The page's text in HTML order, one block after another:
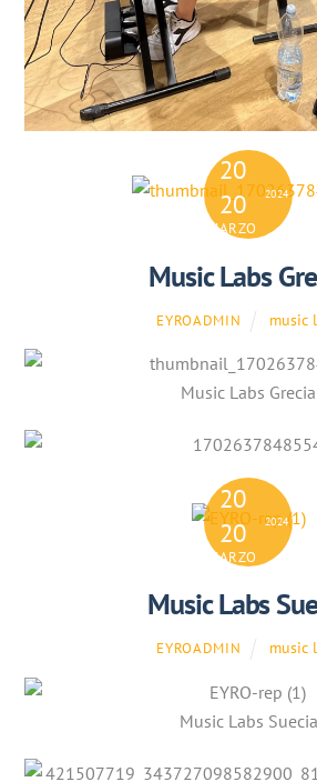
20
20
MARZO
2024
Music Labs
EYROADMIN music
Music Labs Grecia
20
20
MARZO
2024
Music Labs
EYROADMIN music
Music Labs Suecia